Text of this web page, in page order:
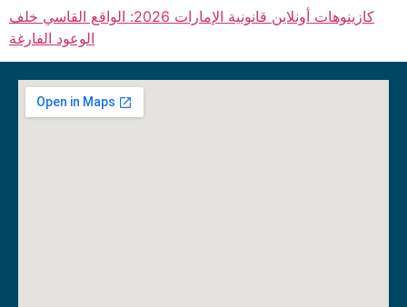
كازينوهات أونلاين قانونية الإمارات 2026: الواقع القاسي خلف
الوعود الفارغة